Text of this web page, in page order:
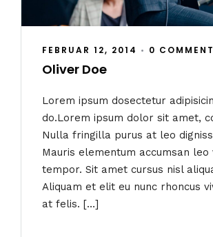
FEBRUAR 12, 2014 • 0 COMMENT
Oliver Doe
Lorem ipsum dosectetur
do.Lorem ipsum dolor sit amet,
Nulla fringilla purus at leo
Mauris elementum accumsan leo
tempor. Sit amet cursus nisl
Aliquam et elit eu nunc rhoncus
at felis. […]